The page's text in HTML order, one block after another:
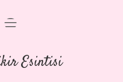
Politikası
Uyarı
menüyü
Esintisi